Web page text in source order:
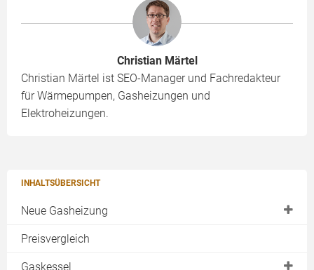
INHALTSÜBERSICHT
Neue Gasheizung
Kaufen
Einfamilienhaus
Preisvergleich
Gaskessel
Christian Märtel
Christian Märtel ist SEO-Manager und Fachredakteur
für Wärmepumpen, Gasheizungen und
Elektroheizungen.